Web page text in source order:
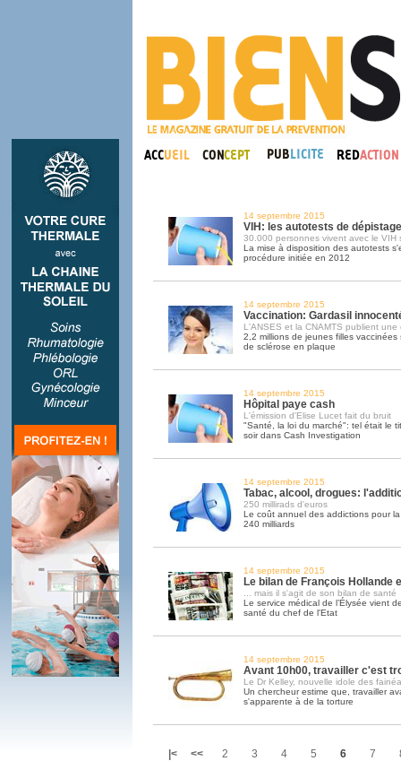
14 septembre 2015
VIH: les autotests de
30.000 personnes vivent avec le VIH
La mise à disposition des autotests
procédure initiée en 2012
14 septembre 2015
Vaccination: Gardasil
L'ANSES et la CNAMTS publient une
2,2 millions de jeunes filles
de sclérose en plaque
14 septembre 2015
Hôpital paye cash
L'émission d'Elise Lucet fait du bruit
"Santé, la loi du marché": tel était le
soir dans Cash Investigation
14 septembre 2015
Tabac, alcool, drogues:
250 millirads d'euros
Le coût annuel des addictions pour
240 milliards
14 septembre 2015
Le bilan de François Hollande
... mais il s'agit de son bilan de santé
Le service médical de l’Élysée vient
santé du chef de l'Etat
14 septembre 2015
Avant 10h00, travailler c'est
Le Dr Kelley, nouvelle idole des
Un chercheur estime que, travailler
s'apparente à de la torture
|< << 2 3 4 5 6 7